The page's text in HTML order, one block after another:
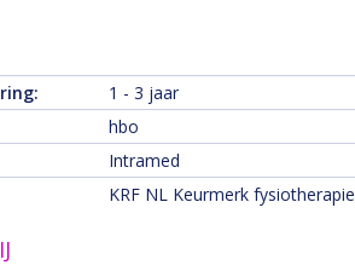
1 - 3 jaar
hbo
Intramed
KRF NL Keurmerk fysiotherapie